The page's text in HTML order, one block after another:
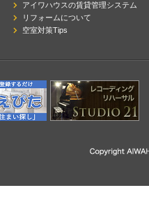
アイワハウスの賃貸管理システム
リフォームについて
空室対策Tips